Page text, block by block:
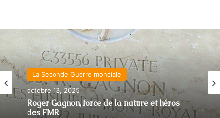
La Seconde Guerre mondiale
octobre 13, 2025
Roger Gagnon, force de la nature et héros
des FMR